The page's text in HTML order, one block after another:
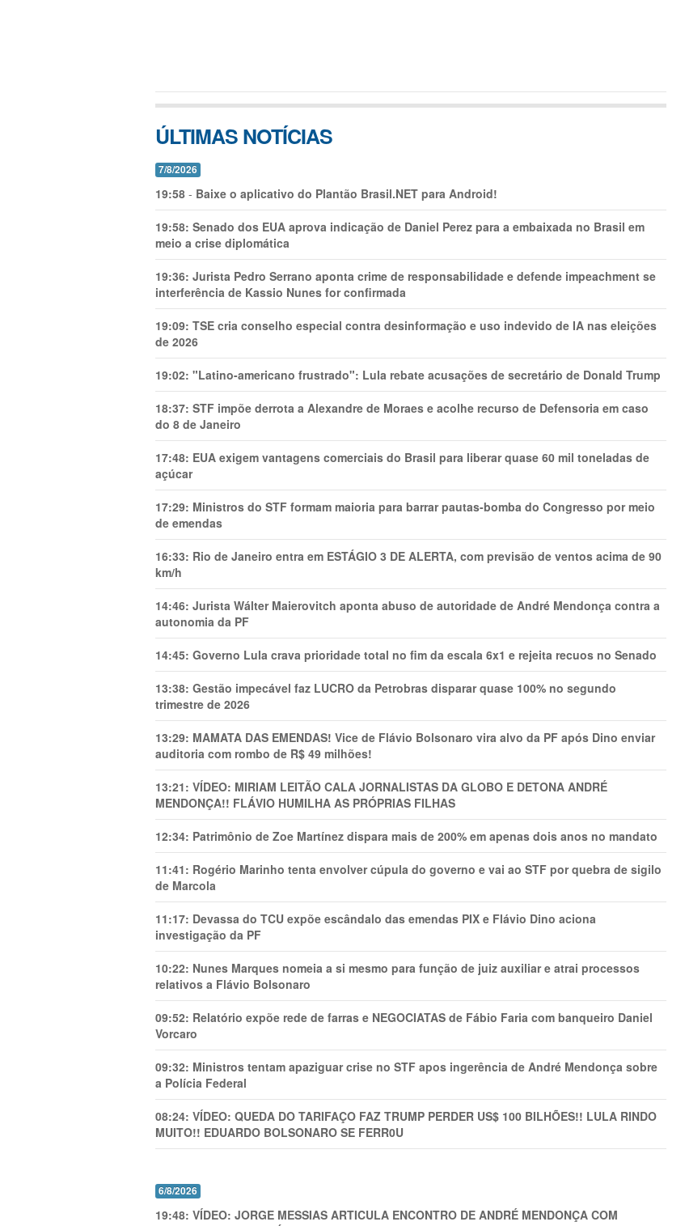
ÚLTIMAS NOTÍCIAS
7/8/2026
19:58 - Baixe o aplicativo do Plantão Brasil.NET para Android!
19:58: Senado dos EUA aprova indicação de Daniel Perez para a embaixada no Brasil em
meio a crise diplomática
19:36: Jurista Pedro Serrano aponta crime de responsabilidade e defende impeachment se
interferência de Kassio Nunes for confirmada
19:09: TSE cria conselho especial contra desinformação e uso indevido de IA nas eleições
de 2026
19:02: "Latino-americano frustrado": Lula rebate acusações de secretário de Donald Trump
18:37: STF impõe derrota a Alexandre de Moraes e acolhe recurso de Defensoria em caso
do 8 de Janeiro
17:48: EUA exigem vantagens comerciais do Brasil para liberar quase 60 mil toneladas de
açúcar
17:29: Ministros do STF formam maioria para barrar pautas-bomba do Congresso por meio
de emendas
16:33: Rio de Janeiro entra em ESTÁGIO 3 DE ALERTA, com previsão de ventos acima de 90
km/h
14:46: Jurista Wálter Maierovitch aponta abuso de autoridade de André Mendonça contra a
autonomia da PF
14:45: Governo Lula crava prioridade total no fim da escala 6x1 e rejeita recuos no Senado
13:38: Gestão impecável faz LUCRO da Petrobras disparar quase 100% no segundo
trimestre de 2026
13:29: MAMATA DAS EMENDAS! Vice de Flávio Bolsonaro vira alvo da PF após Dino enviar
auditoria com rombo de R$ 49 milhões!
13:21: VÍDEO: MIRIAM LEITÃO CALA JORNALISTAS DA GLOBO E DETONA ANDRÉ
MENDONÇA!! FLÁVIO HUMILHA AS PRÓPRIAS FILHAS
12:34: Patrimônio de Zoe Martínez dispara mais de 200% em apenas dois anos no mandato
11:41: Rogério Marinho tenta envolver cúpula do governo e vai ao STF por quebra de sigilo
de Marcola
11:17: Devassa do TCU expõe escândalo das emendas PIX e Flávio Dino aciona
investigação da PF
10:22: Nunes Marques nomeia a si mesmo para função de juiz auxiliar e atrai processos
relativos a Flávio Bolsonaro
09:52: Relatório expõe rede de farras e NEGOCIATAS de Fábio Faria com banqueiro Daniel
Vorcaro
09:32: Ministros tentam apaziguar crise no STF apos ingerência de André Mendonça sobre
a Polícia Federal
08:24: VÍDEO: QUEDA DO TARIFAÇO FAZ TRUMP PERDER US$ 100 BILHÕES!! LULA RINDO
MUITO!! EDUARDO BOLSONARO SE FERR0U
6/8/2026
19:48: VÍDEO: JORGE MESSIAS ARTICULA ENCONTRO DE ANDRÉ MENDONÇA COM